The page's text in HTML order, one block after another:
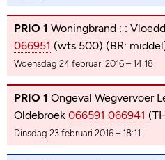
PRIO 1 Woningbrand : :
066951 (wts 500) (BR:
Woensdag 24 februari 2016 – 14:18
PRIO 1 Ongeval Wegvervoer
Oldebroek 066591 066941
Dinsdag 23 februari 2016 – 18:11